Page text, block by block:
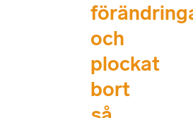
och
plockat
bort